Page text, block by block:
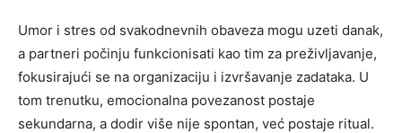
Umor i stres od svakodnevnih obaveza mogu uzeti danak,
a partneri počinju funkcionisati kao tim za preživljavanje,
fokusirajući se na organizaciju i izvršavanje zadataka. U
tom trenutku, emocionalna povezanost postaje
sekundarna, a dodir više nije spontan, već postaje ritual.